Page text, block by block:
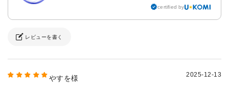
certified by
レビューを書く
やすを様 2025-12-13